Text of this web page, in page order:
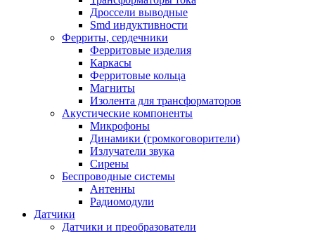
Дроссели выводные
Smd индуктивности
Ферриты, сердечники
Ферритовые изделия
Каркасы
Ферритовые кольца
Магниты
Изолента для трансформаторов
Акустические компоненты
Микрофоны
Динамики (громкоговорители)
Излучатели звука
Сирены
Беспроводные системы
Антенны
Радиомодули
Датчики
Датчики и преобразователи